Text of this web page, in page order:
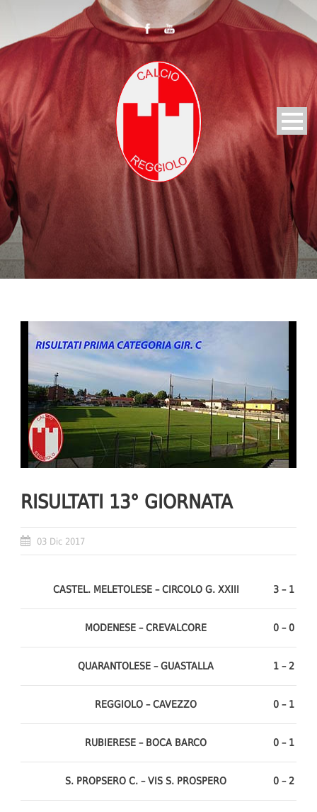
RISULTATI 13° GIORNATA
03 Dic 2017
CASTEL. MELETOLESE – CIRCOLO G. XXIII 3 – 1
MODENESE – CREVALCORE 0 – 0
QUARANTOLESE – GUASTALLA 1 – 2
REGGIOLO – CAVEZZO 0 – 1
RUBIERESE – BOCA BARCO 0 – 1
S. PROPSERO C. – VIS S. PROSPERO 0 – 2